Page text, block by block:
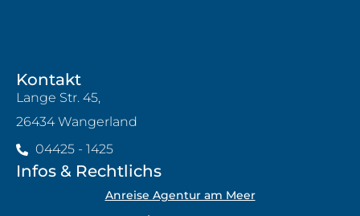
Kontakt
Lange Str. 45,
26434 Wangerland
04425 - 1425
Infos & Rechtlichs
Anreise Agentur am Meer